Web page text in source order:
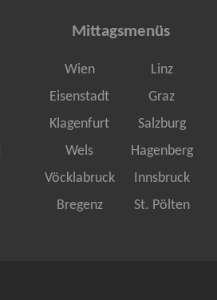
Mittagsmenüs
Wien
Linz
Eisenstadt
Graz
Klagenfurt
Salzburg
Wels
Hagenberg
Vöcklabruck
Innsbruck
Bregenz
St. Pölten